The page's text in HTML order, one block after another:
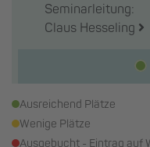
Seminarleitung:
Claus Hesseling
Ausreichend Plätze
Wenige Plätze
Ausgebucht - Eintrag auf